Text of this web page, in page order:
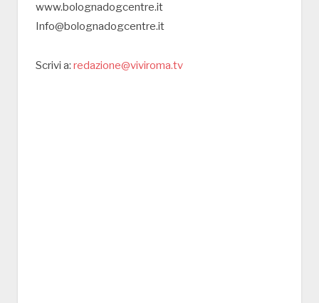
www.bolognadogcentre.it
Info@bolognadogcentre.it
Scrivi a: redazione@viviroma.tv